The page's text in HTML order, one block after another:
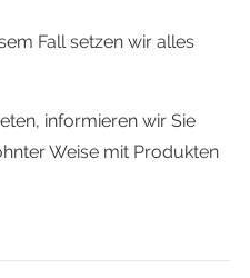
Fall setzen wir alles
informieren wir Sie
Weise mit Produkten